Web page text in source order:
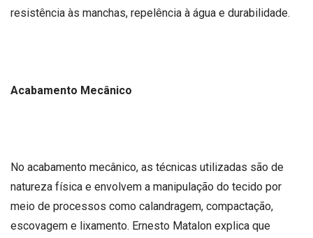
resistência às manchas, repelência à água e durabilidade.
Acabamento Mecânico
No acabamento mecânico, as técnicas utilizadas são de
natureza física e envolvem a manipulação do tecido por
meio de processos como calandragem, compactação,
escovagem e lixamento. Ernesto Matalon explica que